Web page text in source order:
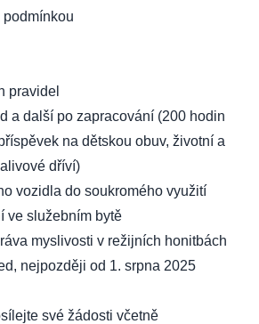
pravidel
a další po zapracování (200 hodin
na dětskou obuv, životní a
dříví)
vozidla do soukromého využití
ve služebním bytě
myslivosti v režijních honitbách
nejpozději od 1. srpna 2025
své žádosti včetně